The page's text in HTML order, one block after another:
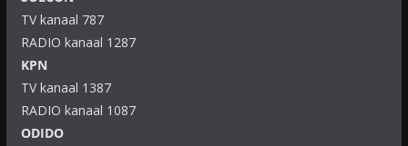
TV kanaal 787
RADIO kanaal 1287
KPN
TV kanaal 1387
RADIO kanaal 1087
ODIDO